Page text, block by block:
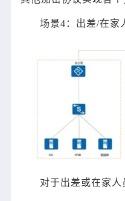
场景4：出差/在家
对于出差或在家